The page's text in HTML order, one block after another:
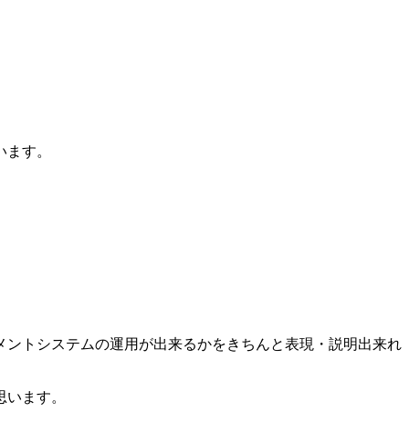
す。
トシステムの運用が出来るかをきちんと表現・説明出来れ
ます。